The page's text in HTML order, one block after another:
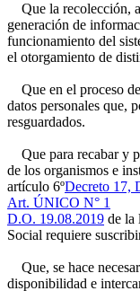
Que la recolección,
generación de
funcionamiento del
el otorgamiento de
Que en el proceso
datos personales que,
resguardados.
Que para recabar y
de los organismos e
artículo 6ºDecreto 17,
Art. ÚNICO N° 1
D.O. 19.08.2019 de la
Social requiere
Que, se hace
disponibilidad e